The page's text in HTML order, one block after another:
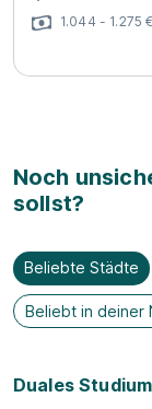
1.044 - 1.275
Noch
sollst?
Beliebte Städte
Beliebt in deiner
Duales